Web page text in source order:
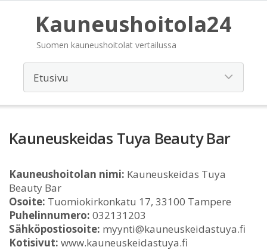
Kauneushoitola24
Suomen kauneushoitolat vertailussa
Kauneuskeidas Tuya Beauty Bar
Kauneushoitolan nimi: Kauneuskeidas Tuya
Beauty Bar
Osoite: Tuomiokirkonkatu 17, 33100 Tampere
Puhelinnumero: 032131203
Sähköpostiosoite: myynti@kauneuskeidastuya.fi
Kotisivut: www.kauneuskeidastuya.fi